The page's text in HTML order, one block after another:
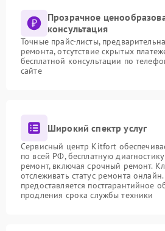
Прозрачное
консультация
Точные прайс-листы,
ремонта, отсутствие скрытых
бесплатной консультации по
сайте
Широкий спектр услуг
Сервисный центр Kitfort
по всей РФ, бесплатную
ремонт, включая срочный ремонт.
отслеживать статус ремонта
предоставляется постгарантийное
продления срока службы техники